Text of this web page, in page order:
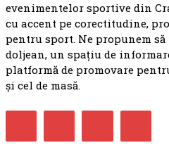
evenimentelor sportive din
cu accent pe corectitudine,
pentru sport. Ne propunem
doljean, un spațiu de
platformă de promovare
și cel de masă.